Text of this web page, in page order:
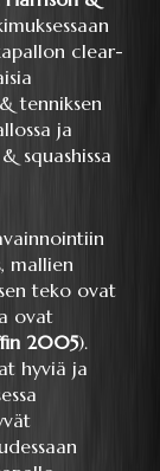
clear-
tenniksen
ja
squashissa
mallien
teko ovat
ovat
2005).
hyviä ja